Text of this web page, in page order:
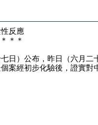
反應
＊ ＊ ＊
）公布，昨日（六月二
案經初步化驗後，證實對